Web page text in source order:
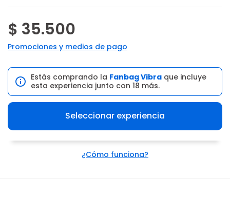
$ 35.500
Promociones y medios de pago
Estás comprando la Fanbag Vibra que incluye
esta experiencia junto con 18 más.
Seleccionar experiencia
¿Cómo funciona?